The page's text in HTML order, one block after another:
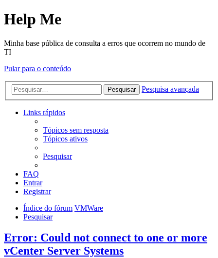
Help Me
Minha base pública de consulta a erros que ocorrem no mundo de
TI
Pular para o conteúdo
Pesquisar Pesquisa avançada
Links rápidos
Tópicos sem resposta
Tópicos ativos
Pesquisar
FAQ
Entrar
Registrar
Índice do fórum VMWare
Pesquisar
Error: Could not connect to one or more
vCenter Server Systems